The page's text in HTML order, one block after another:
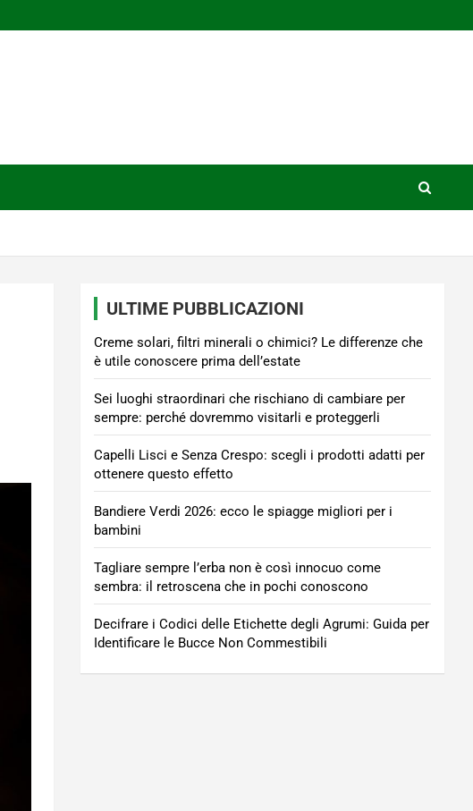
ULTIME PUBBLICAZIONI
Creme solari, filtri minerali o chimici? Le differenze che
è utile conoscere prima dell’estate
Sei luoghi straordinari che rischiano di cambiare per
sempre: perché dovremmo visitarli e proteggerli
Capelli Lisci e Senza Crespo: scegli i prodotti adatti per
ottenere questo effetto
Bandiere Verdi 2026: ecco le spiagge migliori per i
bambini
Tagliare sempre l’erba non è così innocuo come
sembra: il retroscena che in pochi conoscono
Decifrare i Codici delle Etichette degli Agrumi: Guida per
Identificare le Bucce Non Commestibili